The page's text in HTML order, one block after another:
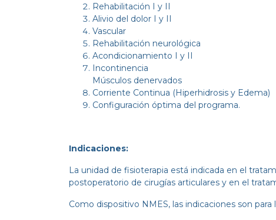
Rehabilitación I y II
Alivio del dolor I y II
Vascular
Rehabilitación neurológica
Acondicionamiento I y II
Incontinencia
Músculos denervados
Corriente Continua (Hiperhidrosis y Edema)
Configuración óptima del programa.
Indicaciones:
La unidad de fisioterapia está indicada en el
postoperatorio de cirugías articulares y en el
Como dispositivo NMES, las indicaciones son